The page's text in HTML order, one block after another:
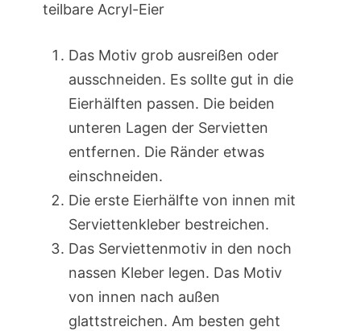
teilbare Acryl-Eier
Das Motiv grob ausreißen oder
ausschneiden. Es sollte gut in die
Eierhälften passen. Die beiden
unteren Lagen der Servietten
entfernen. Die Ränder etwas
einschneiden.
Die erste Eierhälfte von innen mit
Serviettenkleber bestreichen.
Das Serviettenmotiv in den noch
nassen Kleber legen. Das Motiv
von innen nach außen
glattstreichen. Am besten geht